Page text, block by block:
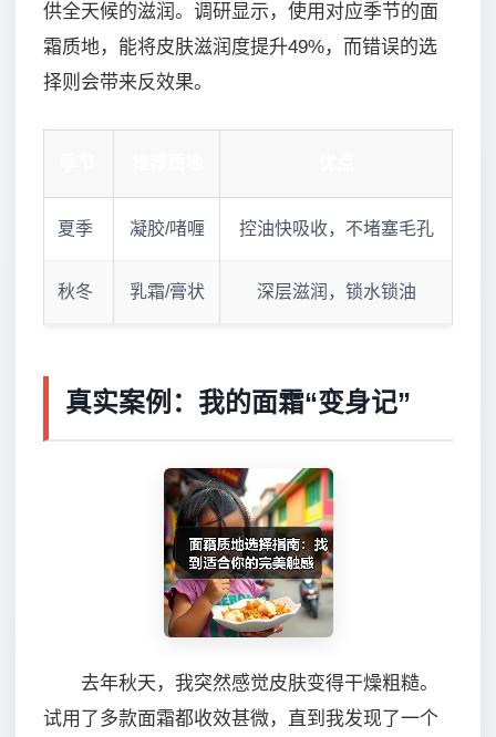
供全天候的滋润。调研显示，使用对应季节的面
霜质地，能将皮肤滋润度提升49%，而错误的选
择则会带来反效果。
夏季 凝胶/啫喱 控油快吸收，不堵塞毛孔
秋冬 乳霜/膏状 深层滋润，锁水锁油
真实案例：我的面霜“变身记”
去年秋天，我突然感觉皮肤变得干燥粗糙。
试用了多款面霜都收效甚微，直到我发现了一个